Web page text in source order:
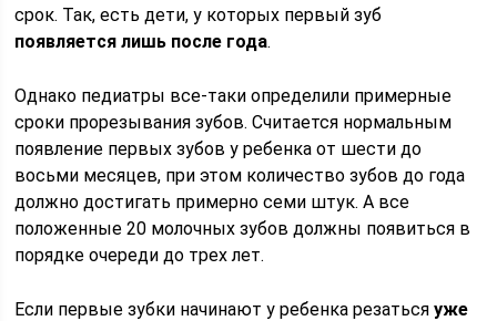
срок. Так, есть дети, у которых первый зуб
появляется лишь после года.
Однако педиатры все-таки определили примерные
сроки прорезывания зубов. Считается нормальным
появление первых зубов у ребенка от шести до
восьми месяцев, при этом количество зубов до года
должно достигать примерно семи штук. А все
положенные 20 молочных зубов должны появиться в
порядке очереди до трех лет.
Если первые зубки начинают у ребенка резатьсяуже